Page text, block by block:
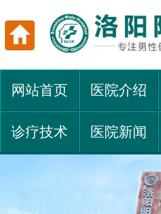
网站首页 医院介绍
诊疗技术 医院新闻